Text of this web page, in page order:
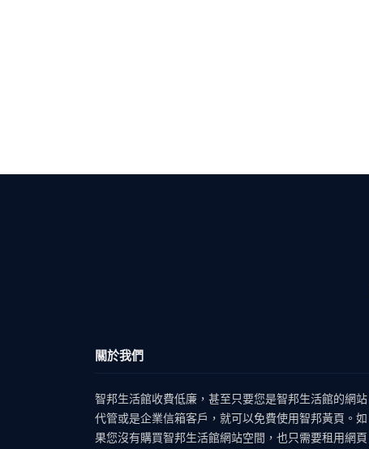
關於我們
智邦生活館收費低廉，甚至只要您是智邦生活館的網站
代管或是企業信箱客戶，就可以免費使用智邦黃頁。如
果您沒有購買智邦生活館網站空間，也只需要租用網頁